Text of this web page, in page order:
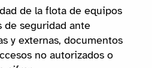
de la flota de equipos
de seguridad ante
y externas, documentos
no autorizados o